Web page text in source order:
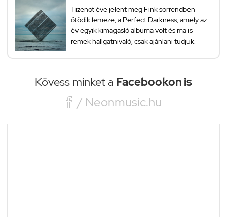
Tizenöt éve jelent meg Fink sorrendben
ötödik lemeze, a Perfect Darkness, amely az
év egyik kimagasló albuma volt és ma is
remek hallgatnivaló, csak ajánlani tudjuk.
Kövess minket a Facebookon is
 / Neonmusic.hu